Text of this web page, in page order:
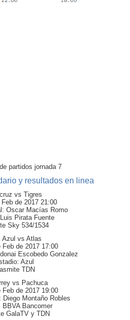
partidos jornada 7
y resultados en linea
vs Tigres
de 2017 21:00
Oscar Macías Romo
Pirata Fuente
Sky 534/1534
Azul vs Atlas
Feb de 2017 17:00
Escobedo Gonzalez
Azul
TDN
vs Pachuca
Feb de 2017 19:00
Diego Montaño Robles
BBVA Bancomer
GalaTV y TDN